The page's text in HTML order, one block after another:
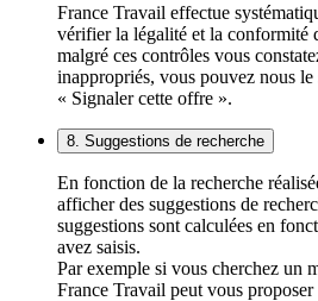
France Travail effectue
vérifier la légalité et la conformité
malgré ces contrôles vous
inappropriés, vous pouvez nous
« Signaler cette offre ».
8. Suggestions de recherche
En fonction de la recherche
afficher des suggestions de
suggestions sont calculées en
avez saisis.
Par exemple si vous cherchez un
France Travail peut vous proposer